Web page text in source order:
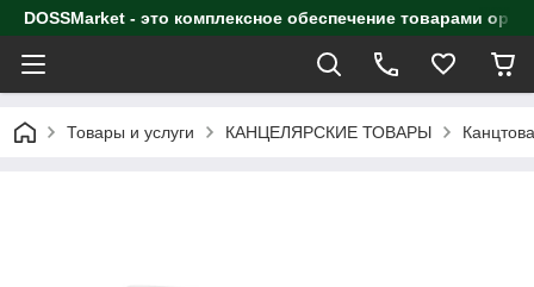
DOSSMarket - это комплексное обеспечение товарами
Товары и услуги КАНЦЕЛЯРСКИЕ ТОВАРЫ